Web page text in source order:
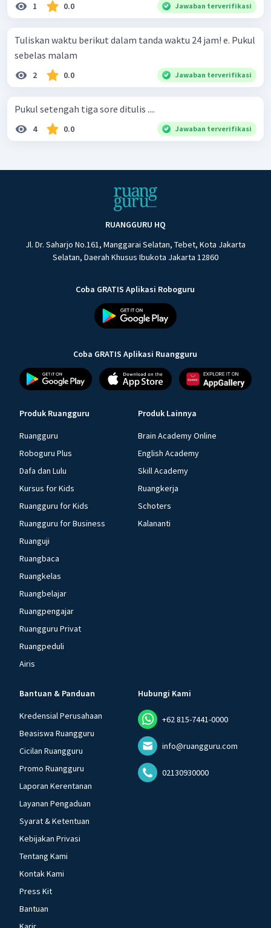
1 0.0 Jawaban terverifikasi
Tuliskan waktu berikut dalam tanda waktu 24 jam! e. Pukul
sebelas malam
2 0.0 Jawaban terverifikasi
Pukul setengah tiga sore ditulis ....
4 0.0 Jawaban terverifikasi
RUANGGURU HQ
Jl. Dr. Saharjo No.161, Manggarai Selatan, Tebet, Kota Jakarta
Selatan, Daerah Khusus Ibukota Jakarta 12860
Coba GRATIS Aplikasi Roboguru
Coba GRATIS Aplikasi Ruangguru
Produk Ruangguru
Ruangguru
Roboguru Plus
Dafa dan Lulu
Kursus for Kids
Ruangguru for Kids
Ruangguru for Business
Ruanguji
Ruangbaca
Ruangkelas
Ruangbelajar
Ruangpengajar
Ruangguru Privat
Ruangpeduli
Airis
Produk Lainnya
Brain Academy Online
English Academy
Skill Academy
Ruangkerja
Schoters
Kalananti
Bantuan & Panduan
Kredensial Perusahaan
Beasiswa Ruangguru
Cicilan Ruangguru
Promo Ruangguru
Laporan Kerentanan
Layanan Pengaduan
Syarat & Ketentuan
Kebijakan Privasi
Tentang Kami
Kontak Kami
Press Kit
Bantuan
Hubungi Kami
+62 815-7441-0000
info@ruangguru.com
02130930000